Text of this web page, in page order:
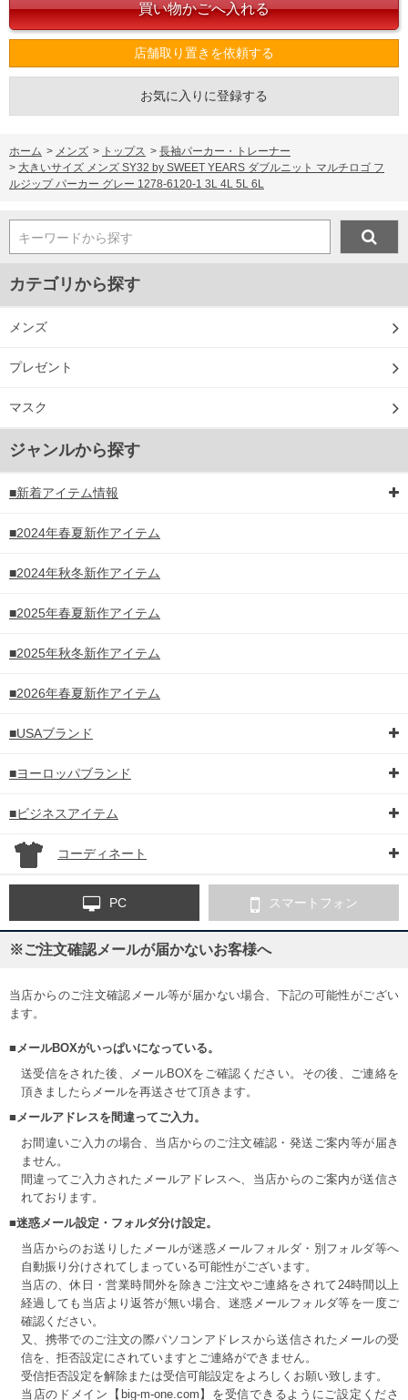
店舗取り置きを依頼する
お気に入りに登録する
ホーム > メンズ > トップス > 長袖パーカー・トレーナー
> 大きいサイズ メンズ SY32 by SWEET YEARS ダブルニット マルチロゴ フ
ルジップ パーカー グレー 1278-6120-1 3L 4L 5L 6L
キーワードから探す
カテゴリから探す
メンズ
プレゼント
マスク
ジャンルから探す
■新着アイテム情報
■2024年春夏新作アイテム
■2024年秋冬新作アイテム
■2025年春夏新作アイテム
■2025年秋冬新作アイテム
■2026年春夏新作アイテム
■USAブランド
■ヨーロッパブランド
■ビジネスアイテム
コーディネート
PC スマートフォン
※ご注文確認メールが届かないお客様へ
当店からのご注文確認メール等が届かない場合、下記の可能性がござい
ます。
■メールBOXがいっぱいになっている。
送受信をされた後、メールBOXをご確認ください。その後、ご連絡を
頂きましたらメールを再送させて頂きます。
■メールアドレスを間違ってご入力。
お間違いご入力の場合、当店からのご注文確認・発送ご案内等が届き
ません。
間違ってご入力されたメールアドレスへ、当店からのご案内が送信さ
れております。
■迷惑メール設定・フォルダ分け設定。
当店からのお送りしたメールが迷惑メールフォルダ・別フォルダ等へ
自動振り分けされてしまっている可能性がございます。
当店の、休日・営業時間外を除きご注文やご連絡をされて24時間以上
経過しても当店より返答が無い場合、迷惑メールフォルダ等を一度ご
確認ください。
又、携帯でのご注文の際パソコンアドレスから送信されたメールの受
信を、拒否設定にされていますとご連絡ができません。
受信拒否設定を解除または受信可能設定をよろしくお願い致します。
当店のドメイン【big-m-one.com】を受信できるようにご設定くださ